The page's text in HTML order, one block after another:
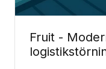
Fruit -